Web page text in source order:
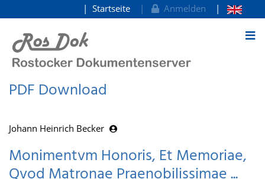
zum Inhalt
Startseite Anmelden
PDF Download
Johann Heinrich Becker
Monimentvm Honoris, Et Memoriae,